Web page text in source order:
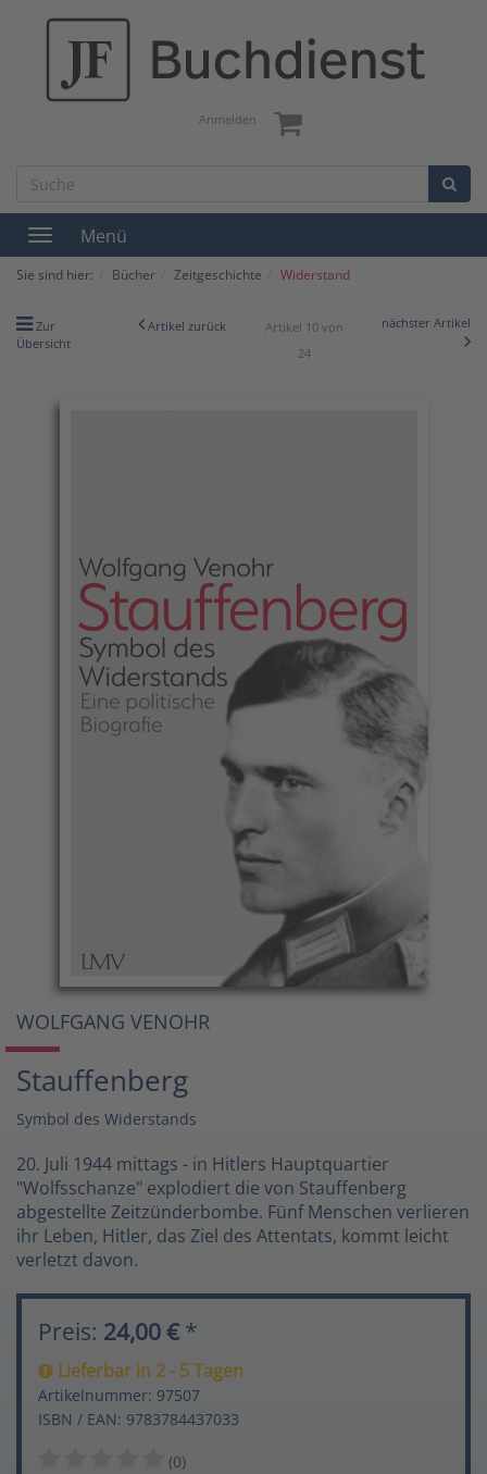
Anmelden
Toggle
navigation
Menü
Sie sind hier: Bücher Zeitgeschichte Widerstand
Zur
Übersicht
Artikel zurück
Artikel 10 von
24
nächster Artikel
WOLFGANG VENOHR
Stauffenberg
Symbol des Widerstands
20. Juli 1944 mittags - in Hitlers Hauptquartier
"Wolfsschanze" explodiert die von Stauffenberg
abgestellte Zeitzünderbombe. Fünf Menschen verlieren
ihr Leben, Hitler, das Ziel des Attentats, kommt leicht
verletzt davon.
Preis: 24,00 € *
Lieferbar in 2 - 5 Tagen
Artikelnummer: 97507
ISBN / EAN: 9783784437033
(0)